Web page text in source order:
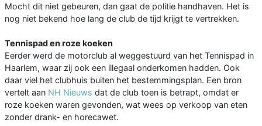
Mocht dit niet gebeuren, dan gaat de politie handhaven. Het is
nog niet bekend hoe lang de club de tijd krijgt te vertrekken.
Tennispad en roze koeken
Eerder werd de motorclub al weggestuurd van het Tennispad in
Haarlem, waar zij ook een illegaal onderkomen hadden. Ook
daar viel het clubhuis buiten het bestemmingsplan. Een bron
vertelt aan NH Nieuws dat de club toen is betrapt, omdat er
roze koeken waren gevonden, wat wees op verkoop van eten
zonder drank- en horecawet.